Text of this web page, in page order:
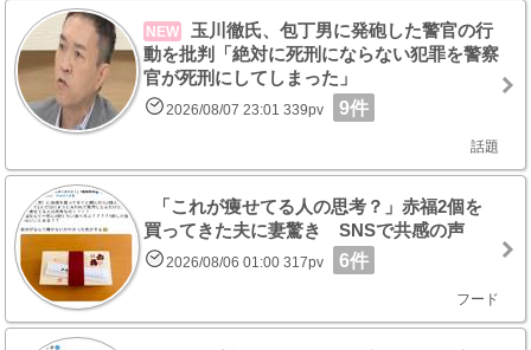
NEW
玉川徹氏、包丁男に発砲した警官の行
動を批判「絶対に死刑にならない犯罪を警察
官が死刑にしてしまった」
2026/08/07 23:01 339pv 9件
話題
「これが痩せてる人の思考？」赤福2個を
買ってきた夫に妻驚き SNSで共感の声
2026/08/06 01:00 317pv 6件
フード